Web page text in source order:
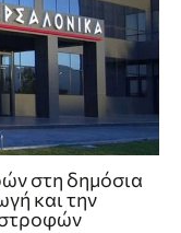
στη δημόσια
και την